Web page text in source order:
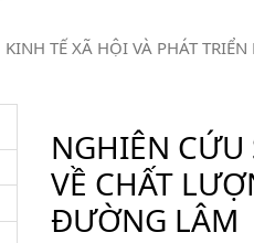
KINH TẾ XÃ HỘI VÀ PHÁT
NGHIÊN
VỀ CHẤT
ĐƯỜNG LÂM